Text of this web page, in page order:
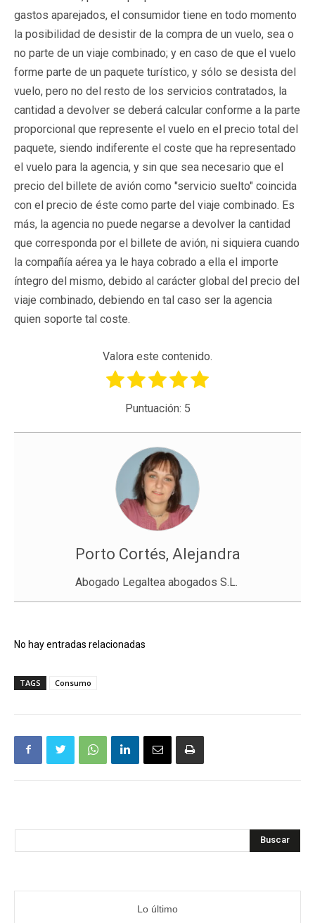
gastos aparejados, el consumidor tiene en todo momento
la posibilidad de desistir de la compra de un vuelo, sea o
no parte de un viaje combinado; y en caso de que el vuelo
forme parte de un paquete turístico, y sólo se desista del
vuelo, pero no del resto de los servicios contratados, la
cantidad a devolver se deberá calcular conforme a la parte
proporcional que represente el vuelo en el precio total del
paquete, siendo indiferente el coste que ha representado
el vuelo para la agencia, y sin que sea necesario que el
precio del billete de avión como "servicio suelto" coincida
con el precio de éste como parte del viaje combinado. Es
más, la agencia no puede negarse a devolver la cantidad
que corresponda por el billete de avión, ni siquiera cuando
la compañía aérea ya le haya cobrado a ella el importe
íntegro del mismo, debido al carácter global del precio del
viaje combinado, debiendo en tal caso ser la agencia
quien soporte tal coste.
Valora este contenido.
Puntuación: 5
Porto Cortés, Alejandra
Abogado Legaltea abogados S.L.
No hay entradas relacionadas
TAGS Consumo
Buscar
Lo último